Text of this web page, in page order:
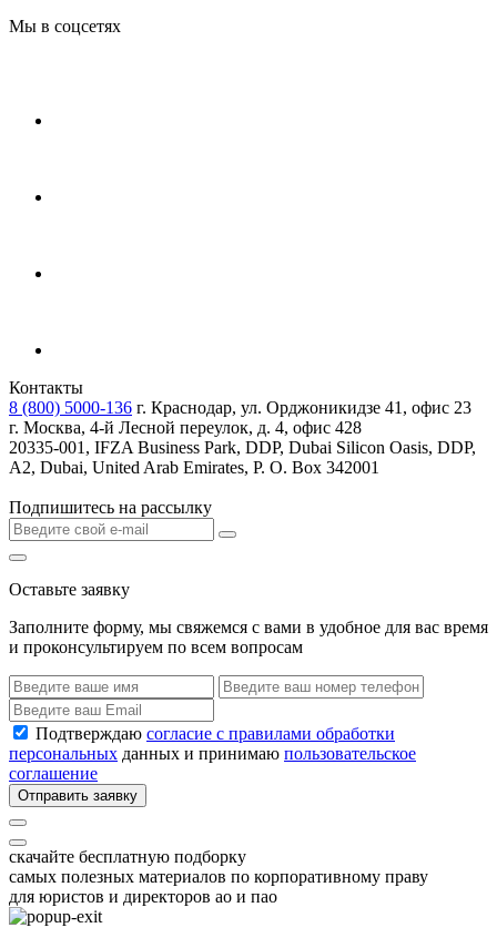
Мы в соцсетях
Контакты
8 (800) 5000-136 г. Краснодар, ул. Орджоникидзе 41, офис 23
г. Москва, 4-й Лесной переулок, д. 4, офис 428
20335-001, IFZA Business Park, DDP, Dubai Silicon Oasis, DDP,
A2, Dubai, United Arab Emirates, P. O. Box 342001
Подпишитесь на рассылку
Оставьте заявку
Заполните форму, мы свяжемся с вами в удобное для вас время
и проконсультируем по всем вопросам
Подтверждаю согласие с правилами обработки
персональных данных и принимаю пользовательское
соглашение
Отправить заявку
скачайте бесплатную подборку
самых полезных материалов по корпоративному праву
для юристов и директоров ао и пао